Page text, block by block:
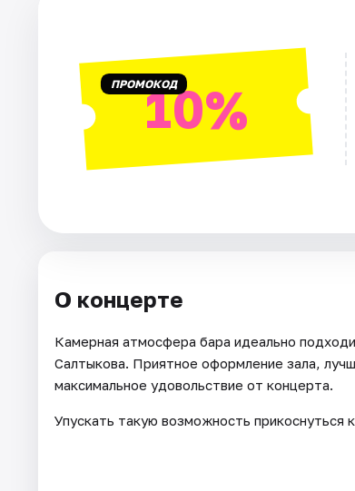
ПРОМОКОД10%
О концерте
Камерная атмосфера бара идеально
Салтыкова. Приятное оформление зала,
максимальное удовольствие от концерта.
Упускать такую возможность прикоснуться